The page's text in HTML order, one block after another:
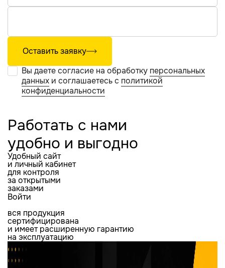
Оставить заявку
Вы даете согласие на обработку персональных
данных и соглашаетесь с политикой
конфиденциальности
Работать с нами
удобно и выгодно
Удобный сайт
и личный кабинет
для контроля
за открытыми
заказами
Войти
вся продукция
сертифицирована
и имеет расширенную гарантию
на эксплуатацию